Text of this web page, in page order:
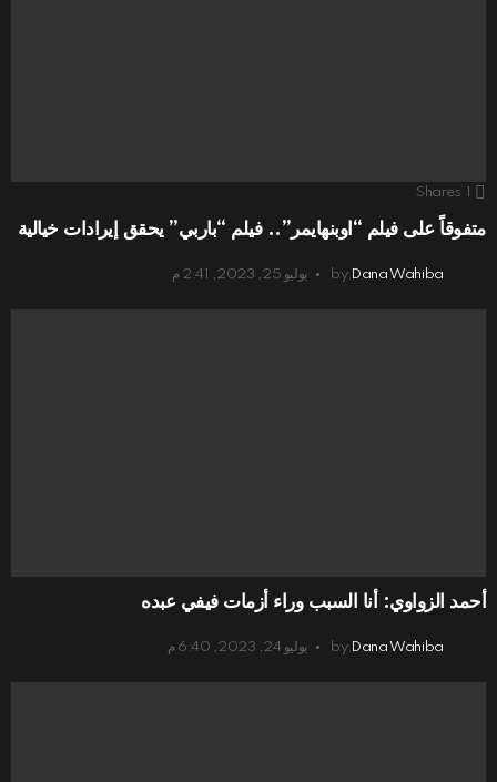
Shares
متفوقاً على فيلم “اوبنهايمر”.. فيلم “باربي” يحقق إيرادات خيالية
by Dana Wahiba يوليو 25, 2023, 2:41 م
أحمد الزواوي: أنا السبب وراء أزمات فيفي عبده
by Dana Wahiba يوليو 24, 2023, 6:40 م